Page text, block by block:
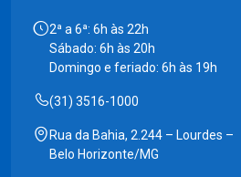
2ª a 6ª: 6h às 22h
Sábado: 6h às 20h
Domingo e feriado: 6h às 19h
(31) 3516-1000
Rua da Bahia, 2.244 – Lourdes –
Belo Horizonte/MG